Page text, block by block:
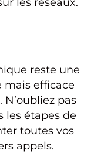
reste une
efficace
N’oubliez pas
les étapes de
toutes vos
appels.